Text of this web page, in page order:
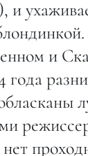
и
и
года